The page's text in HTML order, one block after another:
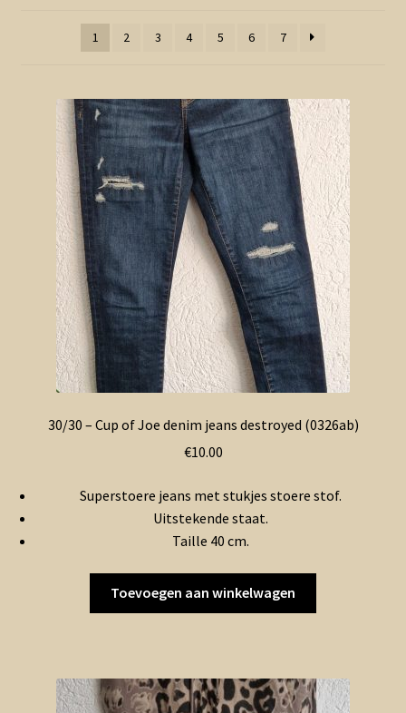
Contact en nieuwsbrief
1 2 3 4 5 6 7
30/30 – Cup of Joe denim jeans destroyed (0326ab)
€10.00
Superstoere jeans met stukjes stoere stof.
Uitstekende staat.
Taille 40 cm.
Toevoegen aan winkelwagen